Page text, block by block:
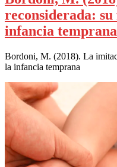
reconsiderada:
infancia
Bordoni, M. (2018). La
la infancia temprana